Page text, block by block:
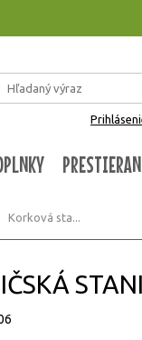
Korková sta...